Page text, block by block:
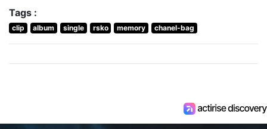
Tags :
clip album single rsko memory chanel-bag